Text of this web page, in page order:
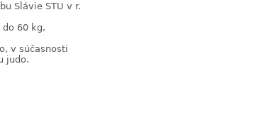
Slávie STU v r.
60 kg,
v súčasnosti
judo.